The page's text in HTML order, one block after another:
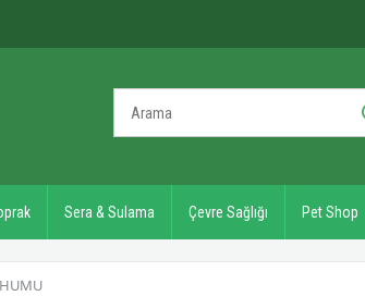
Sera & Sulama Çevre Sağlığı Pet Shop